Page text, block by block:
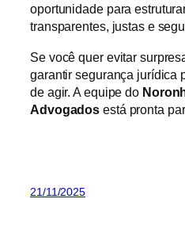
oportunidade para
transparentes, justas e
Se você quer evitar
garantir segurança jurídica
de agir. A equipe do
Advogados está pronta
21/11/2025